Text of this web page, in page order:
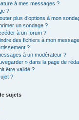
à mes messages ?
?
plus d’options à mon
un sondage ?
à un forum ?
des fichiers à mon
?
à un modérateur ?
» dans la page de
être validé ?
?
sujets